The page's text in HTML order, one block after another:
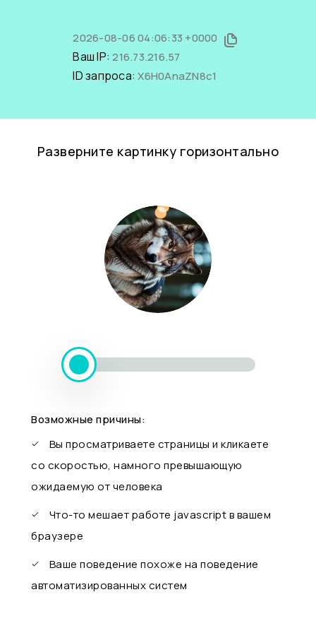
2026-08-06 04:06:33 +0000
Ваш IP:216.73.216.57
ID запроса:X6H0AnaZN8c1
Разверните картинку горизонтально
Возможные причины:
Вы просматриваете страницы и кликаете
со скоростью, намного превышающую
ожидаемую от человека
Что-то мешает работе javascript в вашем
браузере
Ваше поведение похоже на поведение
автоматизированных систем